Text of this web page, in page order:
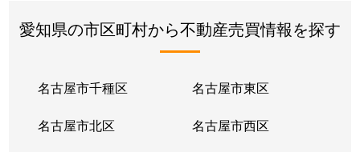
愛知県の市区町村から不動産売買情報を探す
名古屋市千種区 名古屋市東区
名古屋市北区 名古屋市西区